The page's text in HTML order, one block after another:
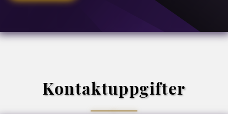
Kontaktuppgifter